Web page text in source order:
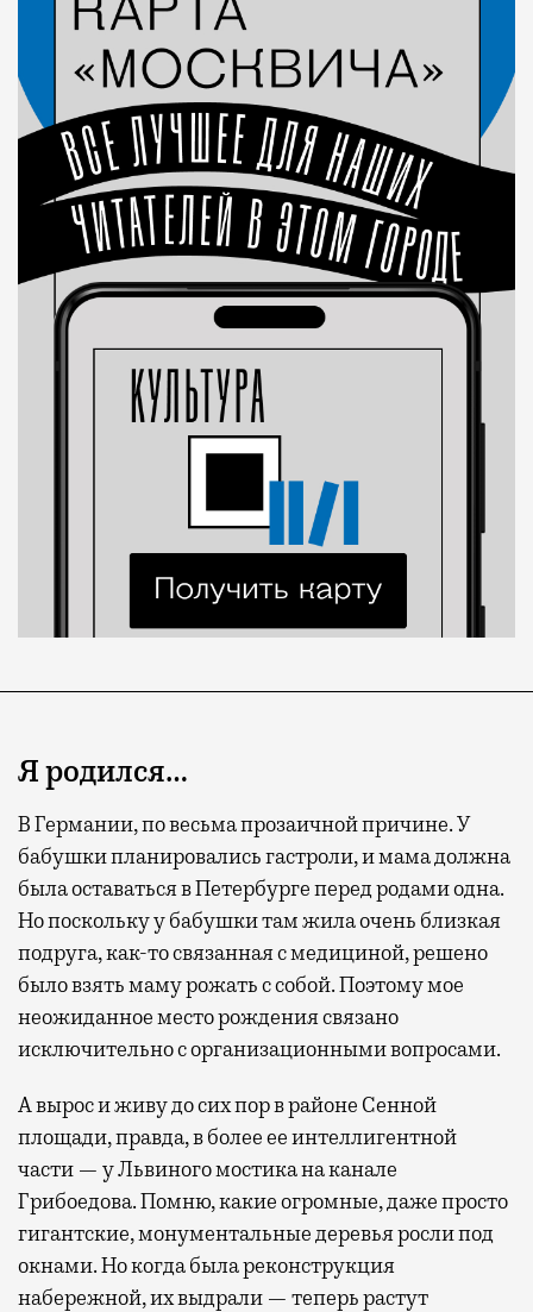
Я родился…
В Германии, по весьма прозаичной причине. У
бабушки планировались гастроли, и мама должна
была оставаться в Петербурге перед родами одна.
Но поскольку у бабушки там жила очень близкая
подруга, как-то связанная с медициной, решено
было взять маму рожать с собой. Поэтому мое
неожиданное место рождения связано
исключительно с организационными вопросами.
А вырос и живу до сих пор в районе Сенной
площади, правда, в более ее интеллигентной
части — у Львиного мостика на канале
Грибоедова. Помню, какие огромные, даже просто
гигантские, монументальные деревья росли под
окнами. Но когда была реконструкция
набережной, их выдрали — теперь растут